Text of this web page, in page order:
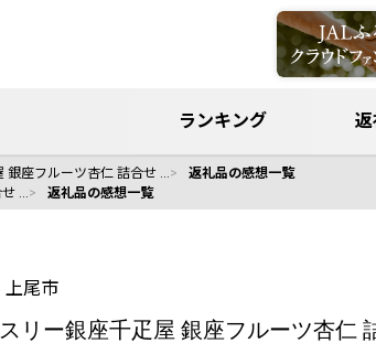
ランキング 返
銀座フルーツ杏仁 詰合せ …
返礼品の感想一覧
せ … 返礼品の感想一覧
上尾市
リー銀座千疋屋 銀座フルーツ杏仁